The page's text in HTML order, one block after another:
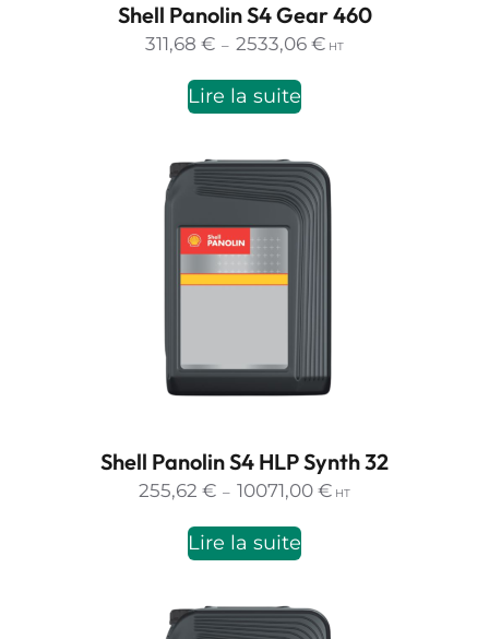
Shell Panolin S4 Gear 460
311,68 € – 2533,06 €Plage
HT
Lire la suite
Shell Panolin S4 HLP Synth 32
255,62 € – 10071,00 €Plage
HT
Lire la suite